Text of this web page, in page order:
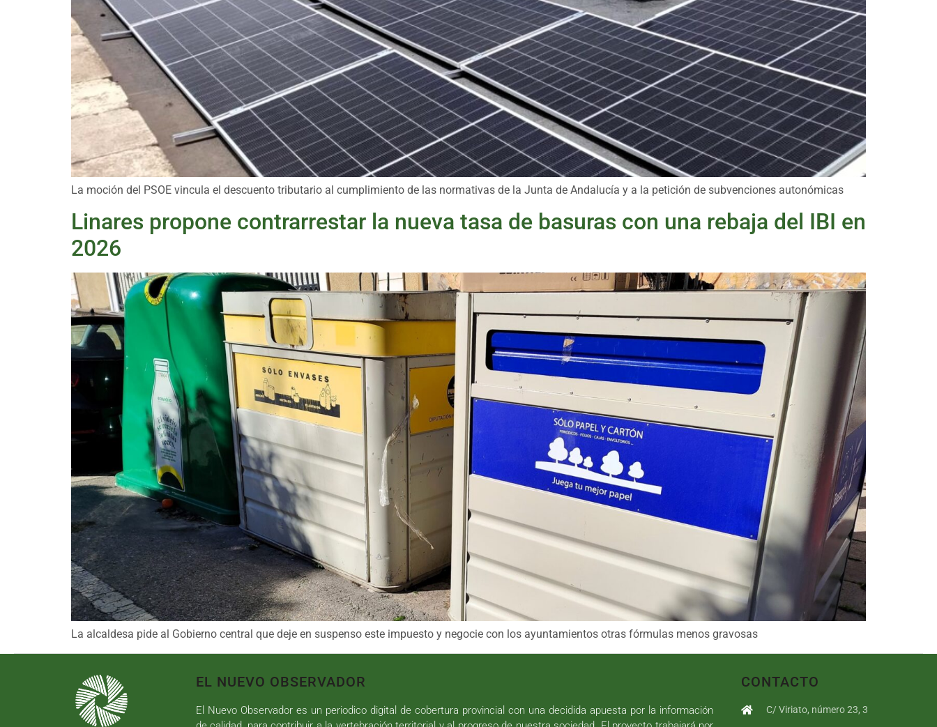
La moción del PSOE vincula el descuento tributario al cumplimiento de las normativas de la Junta de Andalucía y a la petición de subvenciones autonómicas
Linares propone contrarrestar la nueva tasa de basuras con una rebaja del IBI en
2026
La alcaldesa pide al Gobierno central que deje en suspenso este impuesto y negocie con los ayuntamientos otras fórmulas menos gravosas
EL NUEVO OBSERVADOR
El Nuevo Observador es un periodico digital de cobertura provincial con una decidida apuesta por la información
CONTACTO
C/ Viriato, número 23, 3